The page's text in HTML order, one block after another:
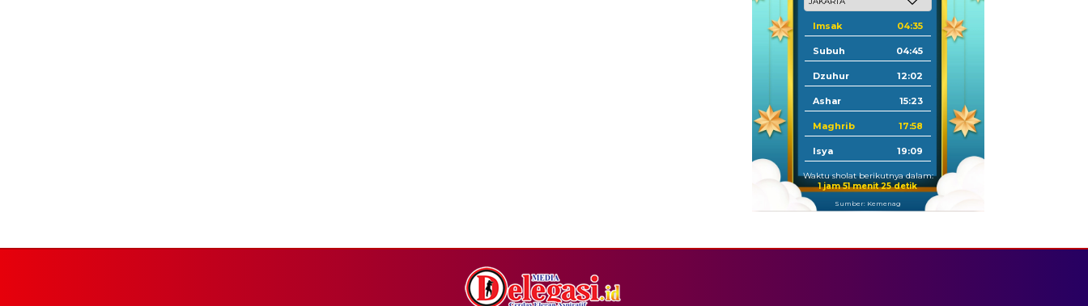
Imsak 04:35
Subuh 04:45
Dzuhur 12:02
Ashar 15:23
Maghrib 17:58
Isya 19:09
Waktu sholat berikutnya dalam:
1 jam 51 menit 24 detik
Sumber: Kemenag